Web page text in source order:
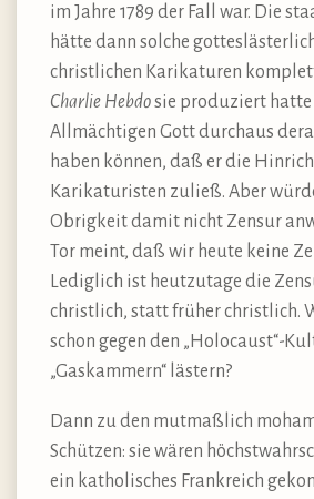
im Jahre 1789 der Fall war. Die
hätte dann solche
christlichen Karikaturen
Charlie Hebdosie produziert hatte
Allmächtigen Gott durchaus
haben können, daß er die
Karikaturisten zuließ. Aber
Obrigkeit damit nicht Zensur
Tor meint, daß wir heute keine
Lediglich ist heutzutage die
christlich, statt früher christlich.
schon gegen den „Holocaust“-
„Gaskammern“ lästern?
Dann zu den mutmaßlich
Schützen: sie wären
ein katholisches Frankreich